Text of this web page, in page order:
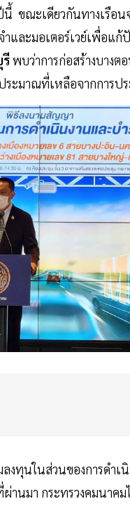
ขณะเดียวกันทางเรือ
และมอเตอร์เวย์เพื่อแ
พบว่าการก่อสร้างบาง
ะมาณที่เหลือจากการป
ลงทุนในส่วนของการดำ
นมา กระทรวงคมนาคม